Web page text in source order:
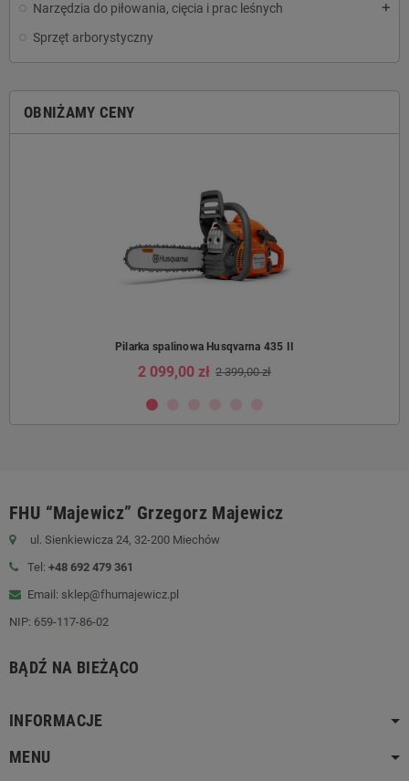
Narzędzia do piłowania, cięcia i prac leśnych
add
Sprzęt arborystyczny
OBNIŻAMY CENY
Pilarka spalinowa Husqvarna 435 II
2 099,00 zł 2 399,00 zł
FHU “Majewicz” Grzegorz Majewicz
ul. Sienkiewicza 24, 32-200 Miechów
Tel: +48 692 479 361
Email: sklep@fhumajewicz.pl
NIP: 659-117-86-02
BĄDŹ NA BIEŻĄCO
INFORMACJE
MENU